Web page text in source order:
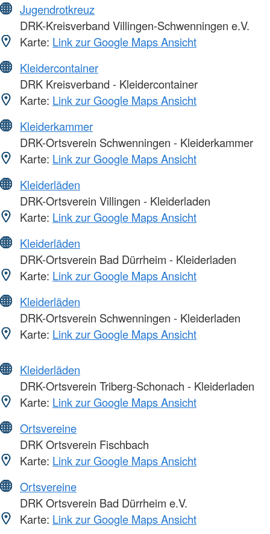
Jugendrotkreuz
DRK-Kreisverband Villingen-Schwenningen e.V.
Karte: Link zur Google Maps Ansicht
Kleidercontainer
DRK Kreisverband - Kleidercontainer
Karte: Link zur Google Maps Ansicht
Kleiderkammer
DRK-Ortsverein Schwenningen - Kleiderkammer
Karte: Link zur Google Maps Ansicht
Kleiderläden
DRK-Ortsverein Villingen - Kleiderladen
Karte: Link zur Google Maps Ansicht
Kleiderläden
DRK-Ortsverein Bad Dürrheim - Kleiderladen
Karte: Link zur Google Maps Ansicht
Kleiderläden
DRK-Ortsverein Schwenningen - Kleiderladen
Karte: Link zur Google Maps Ansicht
Kleiderläden
DRK-Ortsverein Triberg-Schonach - Kleiderladen
Karte: Link zur Google Maps Ansicht
Ortsvereine
DRK Ortsverein Fischbach
Karte: Link zur Google Maps Ansicht
Ortsvereine
DRK Ortsverein Bad Dürrheim e.V.
Karte: Link zur Google Maps Ansicht